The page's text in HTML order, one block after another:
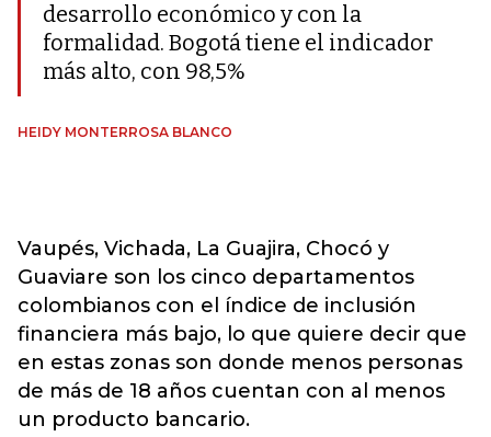
desarrollo económico y con la
formalidad. Bogotá tiene el indicador
más alto, con 98,5%
HEIDY MONTERROSA BLANCO
Vaupés, Vichada, La Guajira, Chocó y
Guaviare son los cinco departamentos
colombianos con el índice de inclusión
financiera más bajo, lo que quiere decir que
en estas zonas son donde menos personas
de más de 18 años cuentan con al menos
un producto bancario.